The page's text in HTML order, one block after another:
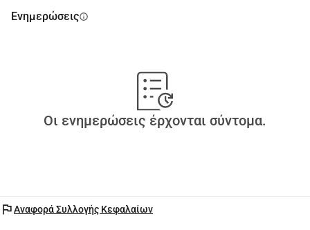
Ενημερώσειςinfo
Οι ενημερώσεις έρχονται σύντομα.
flagΑναφορά Συλλογής Κεφαλαίων